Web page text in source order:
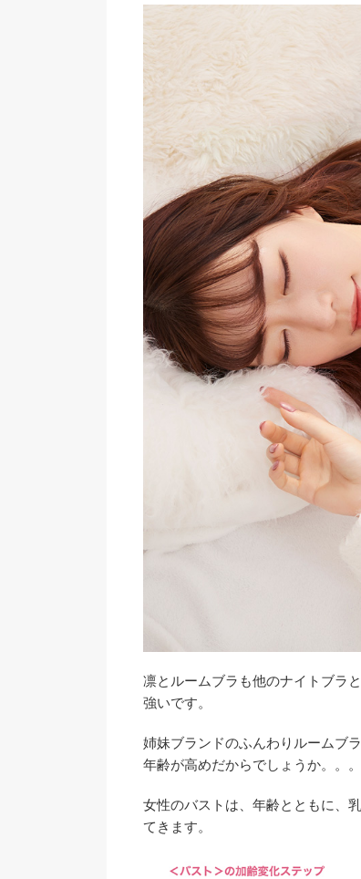
凛とルームブラも他のナイトブラ
強いです。
姉妹ブランドのふんわりルームブ
年齢が高めだからでしょうか。。。
女性のバストは、年齢とともに、
てきます。